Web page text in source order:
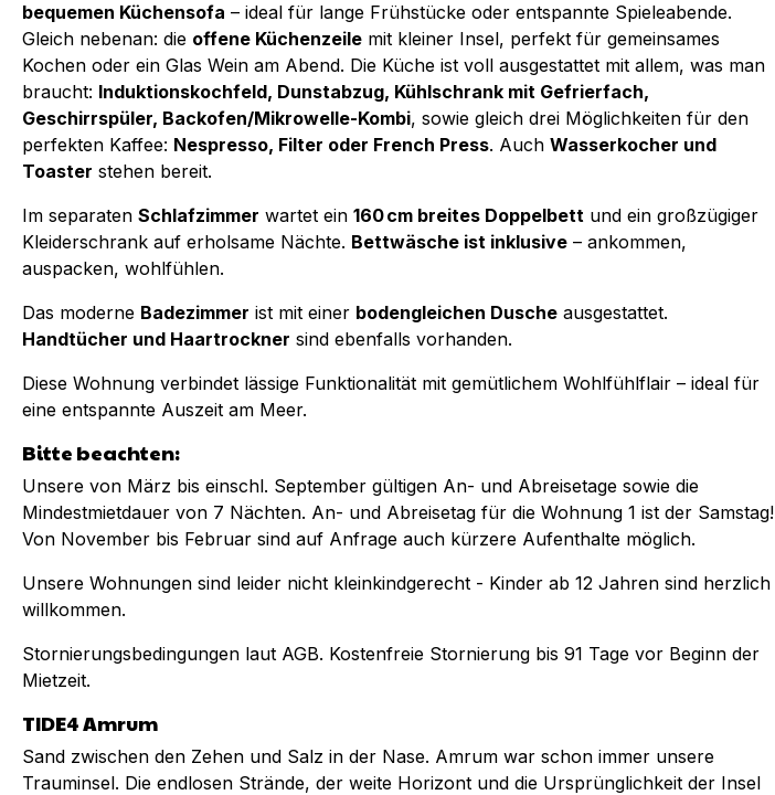
bequemen Küchensofa – ideal für lange Frühstücke oder entspannte Spieleabende.
Gleich nebenan: die offene Küchenzeile mit kleiner Insel, perfekt für gemeinsames
Kochen oder ein Glas Wein am Abend. Die Küche ist voll ausgestattet mit allem, was man
braucht: Induktionskochfeld, Dunstabzug, Kühlschrank mit Gefrierfach,
Geschirrspüler, Backofen/Mikrowelle-Kombi, sowie gleich drei Möglichkeiten für den
perfekten Kaffee: Nespresso, Filter oder French Press. Auch Wasserkocher und
Toaster stehen bereit.
Im separaten Schlafzimmer wartet ein 160 cm breites Doppelbett und ein großzügiger
Kleiderschrank auf erholsame Nächte. Bettwäsche ist inklusive – ankommen,
auspacken, wohlfühlen.
Das moderne Badezimmer ist mit einer bodengleichen Dusche ausgestattet.
Handtücher und Haartrockner sind ebenfalls vorhanden.
Diese Wohnung verbindet lässige Funktionalität mit gemütlichem Wohlfühlflair – ideal für
eine entspannte Auszeit am Meer.
Bitte beachten:
Unsere von März bis einschl. September gültigen An- und Abreisetage sowie die
Mindestmietdauer von 7 Nächten. An- und Abreisetag für die Wohnung 1 ist der Samstag!
Von November bis Februar sind auf Anfrage auch kürzere Aufenthalte möglich.
Unsere Wohnungen sind leider nicht kleinkindgerecht - Kinder ab 12 Jahren sind herzlich
willkommen.
Stornierungsbedingungen laut AGB. Kostenfreie Stornierung bis 91 Tage vor Beginn der
Mietzeit.
TIDE4 Amrum
Sand zwischen den Zehen und Salz in der Nase. Amrum war schon immer unsere
Trauminsel. Die endlosen Strände, der weite Horizont und die Ursprünglichkeit der Insel